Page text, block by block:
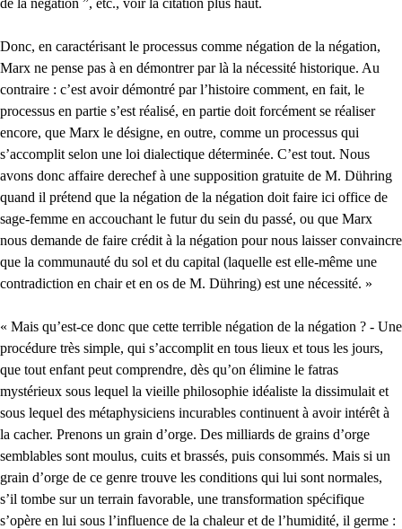
de la négation ”, etc., voir la citation plus haut.
Donc, en caractérisant le processus comme négation de la négation,
Marx ne pense pas à en démontrer par là la nécessité historique. Au
contraire : c’est avoir démontré par l’histoire comment, en fait, le
processus en partie s’est réalisé, en partie doit forcément se réaliser
encore, que Marx le désigne, en outre, comme un processus qui
s’accomplit selon une loi dialectique déterminée. C’est tout. Nous
avons donc affaire derechef à une supposition gratuite de M. Dühring
quand il prétend que la négation de la négation doit faire ici office de
sage-femme en accouchant le futur du sein du passé, ou que Marx
nous demande de faire crédit à la négation pour nous laisser convaincre
que la communauté du sol et du capital (laquelle est elle-même une
contradiction en chair et en os de M. Dühring) est une nécessité. »
« Mais qu’est-ce donc que cette terrible négation de la négation ? - Une
procédure très simple, qui s’accomplit en tous lieux et tous les jours,
que tout enfant peut comprendre, dès qu’on élimine le fatras
mystérieux sous lequel la vieille philosophie idéaliste la dissimulait et
sous lequel des métaphysiciens incurables continuent à avoir intérêt à
la cacher. Prenons un grain d’orge. Des milliards de grains d’orge
semblables sont moulus, cuits et brassés, puis consommés. Mais si un
grain d’orge de ce genre trouve les conditions qui lui sont normales,
s’il tombe sur un terrain favorable, une transformation spécifique
s’opère en lui sous l’influence de la chaleur et de l’humidité, il germe :